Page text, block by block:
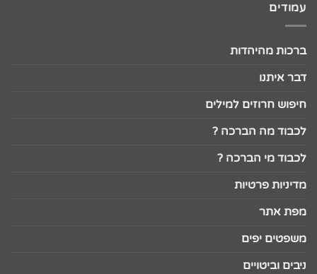
עמודים
ברכות מהיהדות
דבר איתנו
חיפוש חרוזים למילים
לכבוד מה הברכה ?
לכבוד מי הברכה ?
מדיניות פרטיות
מפת אתר
משפטים יפים
ניבים וביטויים